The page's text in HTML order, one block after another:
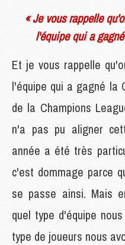
« Je vous rappelle
l'équipe qui a
Et je vous rappelle
l'équipe qui a gagné la
de la Champions
n'a pas pu aligner
année a été très
c'est dommage parce
se passe ainsi. Mais
quel type d'équipe
type de joueurs nous